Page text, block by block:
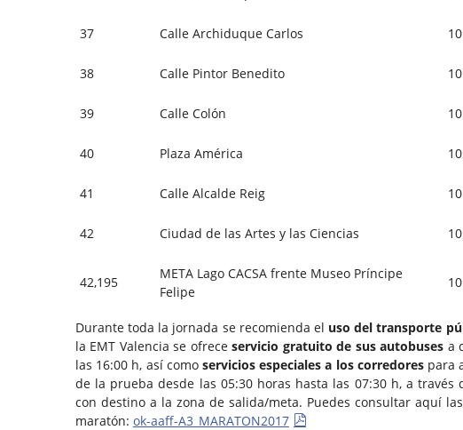
37 Calle Archiduque Carlos
38 Calle Pintor Benedito
39 Calle Colón
40 Plaza América
41 Calle Alcalde Reig
42 Ciudad de las Artes y las Ciencias
42,195
META Lago CACSA frente Museo Príncipe
Felipe
Durante toda la jornada se recomienda el uso del transporte
la EMT Valencia se ofreceservicio gratuito de sus autobuses a
las 16:00 h, así como servicios especiales a los corredorespara
de la prueba desde las 05:30 horas hasta las 07:30 h, a través
con destino a la zona de salida/meta. Puedes consultar aquí
maratón: ok-aaff-A3_MARATON2017